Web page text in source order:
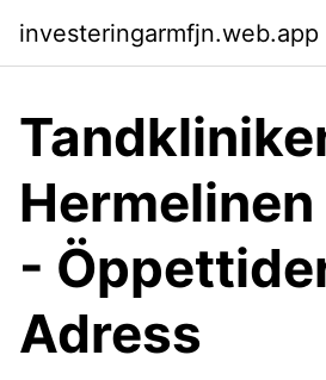
investeringarmfjn.web.app
Hermelinen
-
Adress